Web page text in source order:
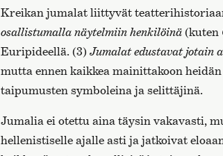
Kreikan jumalat liittyvät
osallistumalla näytelmiin henkilöinä (kuten
Euripideellä. (3) Jumalat edustavat jotain
mutta ennen kaikkea mainittakoon
taipumusten symboleina ja selittäjinä.
Jumalia ei otettu aina täysin vakavasti,
hellenistiselle ajalle asti ja jatkoivat